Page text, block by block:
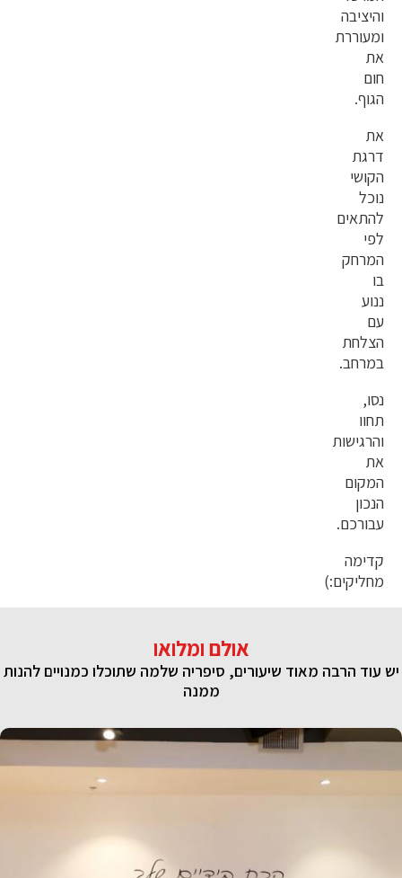
והיציבה
ומעוררת
את
חום
הגוף.
את
דרגת
הקושי
נוכל
להתאים
לפי
המרחק
בו
ננוע
עם
הצלחת
במרחב.
נסו,
תחוו
והרגישות
את
המקום
הנכון
עבורכם.
קדימה
מחליקים:)
אולם ומלואו
יש עוד הרבה מאוד שיעורים, סיפריה שלמה שתוכלו כמנויים להנות
ממנה